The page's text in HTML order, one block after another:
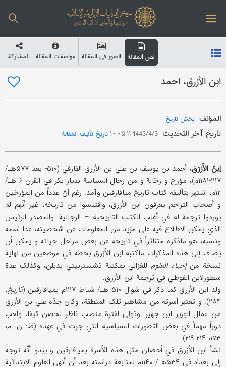
نص المقالة الصور في المقالة مواصفات المقالة المشارکة
ابن الأزرق، احمد
المؤلف: بخش تاریخ
تاریخ آخر التحدیث: 1443/4/3 ۱۰:۰۵:۱۱ تاریخ تألیف المقالة
اِبنُ الأَزرَق
، أحمد بن یوسف بن علي بن الأزرق الفارقي (۵۱۰- بعد ۵۷۷هـ/
۱۱۱۷-۱۱۸۱م)، مؤرخ و رحّالة و من رجال السیاسة بدیار بکر في القرن ۶ هـ/
۱۲م، اشتهر بتألیفه کتاب تاریخ میافارقین وآمد. رغم أنّ عدداً من المؤرخین
و أصحاب التراجم یعرفون ابن الأزرق، واقتبسوا من تاریخه، غیر أنّهم لم
یوردوا ترجمة له في أغلب الکتب التاریخیة – الرجالیة. والمصدر الرئیس
الذي یمکن الاطلاع فیه علی مزید من المعلومات عن شخصیته، عدا اسمه
ونسبه، هو ماذکره متناثراً في تاریخه عن بعض مراحل حیاته و یمکن أن
یضاف إلی هذه المذکرات ماکتبه ابن الأزرق بخطه في موضعین من نهایة
نسخة من إحیاء العلومللغزالي بمکتبة تشستربیتي بدبلن، وکذلک عدة
سطورلابن الفوطي في ترجمة ابن الأزرق.
ولد ابن الأزرق کما ذکر في شوال ۵۱۰ هـ/ شباط ۱۱۱۷م بمیافارقین (
تاریخ،
۲۸۴). و تعتبر أسرته من مشاهیر تلک المنطقة، وکان جدّه علي بن الأزرق
من عمال الوزیر ابن جهیر. وتولی لفترة منصب ناظر لحصن کیفا، ولعب
دوراً مهماً في بعض التطورات السیاسیة التي جرت في عهده (ظ: ن. م،
۱۷۳، ۲۱۴-۲۱۹).
نشأ ابن الأزرق في أحضان مثل هذه الأسرة بمیافارقین و یبدو أنّه توجه
إلی بغداد في ۵۳۴هـ/ ۱۱۴۰م لمتابعة دراسته بعد أن أنهی العلوم الابتدائیة